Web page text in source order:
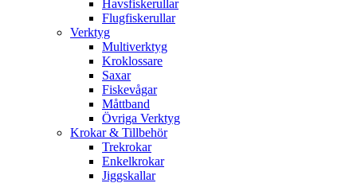
Havsfiskerullar
Flugfiskerullar
Verktyg
Multiverktyg
Kroklossare
Saxar
Fiskevågar
Måttband
Övriga Verktyg
Krokar & Tillbehör
Trekrokar
Enkelkrokar
Jiggskallar